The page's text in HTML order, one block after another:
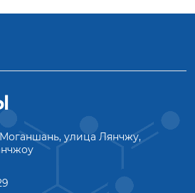
улица Лянчжу,